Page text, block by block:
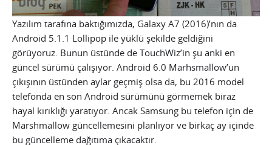
Yazılım tarafına baktığımızda, Galaxy A7 (2016)’nın da
Android 5.1.1 Lollipop ile yüklü şekilde geldiğini
görüyoruz. Bunun üstünde de TouchWiz’in şu anki en
güncel sürümü çalışıyor. Android 6.0 Marhsmallow’un
çıkışının üstünden aylar geçmiş olsa da, bu 2016 model
telefonda en son Android sürümünü görmemek biraz
hayal kırıklığı yaratıyor. Ancak Samsung bu telefon için de
Marshmallow güncellemesini planlıyor ve birkaç ay içinde
bu güncelleme dağıtıma çıkacaktır.